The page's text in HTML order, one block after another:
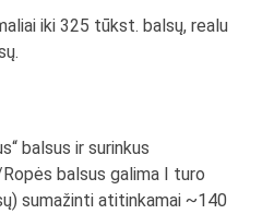
iki 325 tūkst. balsų, realu
balsus ir surinkus
balsus galima I turo
sumažinti atitinkamai ~140